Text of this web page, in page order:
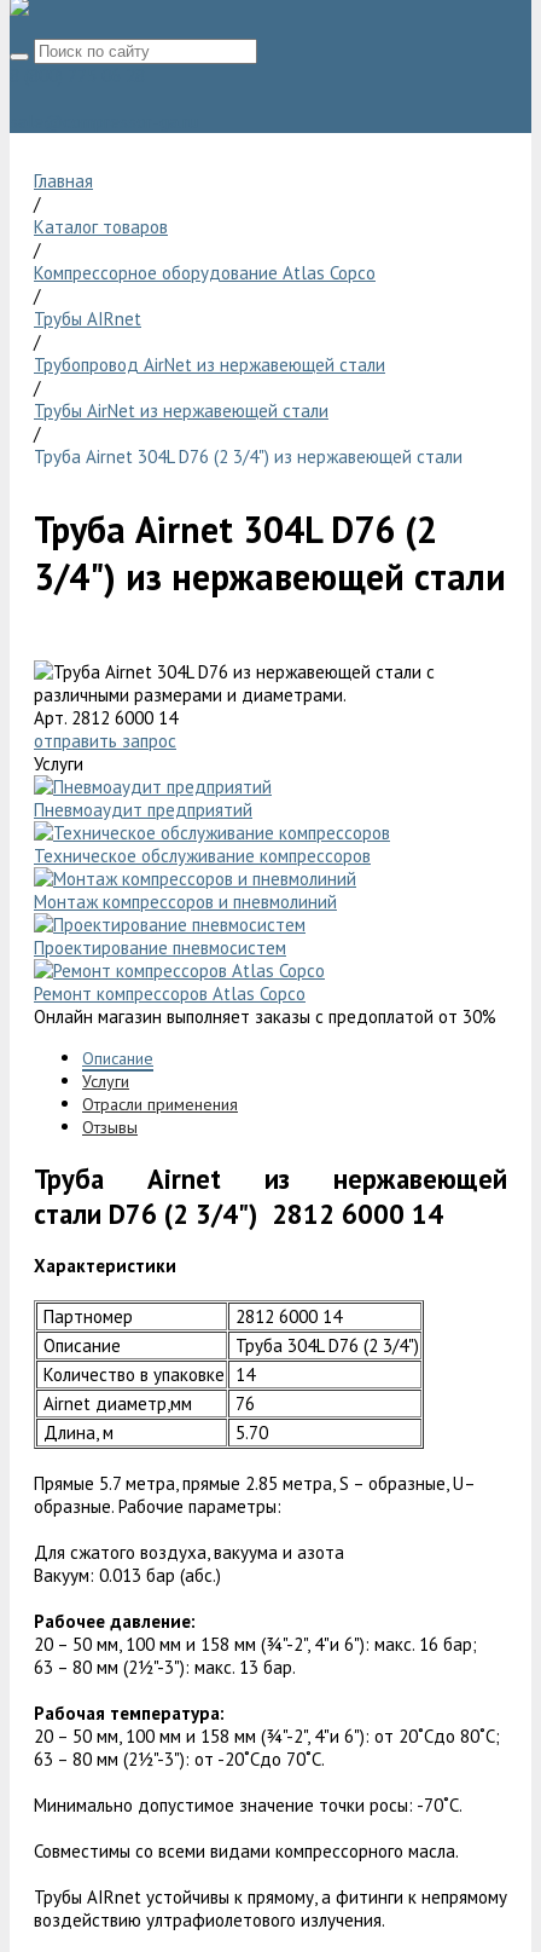
Главная
/
Каталог товаров
/
Компрессорное оборудование Atlas Copco
/
Трубы AIRnet
/
Трубопровод AirNet из нержавеющей стали
/
Трубы AirNet из нержавеющей стали
/
Труба Airnet 304L D76 (2 3/4") из нержавеющей стали
Труба Airnet 304L D76 (2
3/4") из нержавеющей стали
Арт. 2812 6000 14
отправить запрос
Услуги
Пневмоаудит предприятий
Техническое обслуживание компрессоров
Монтаж компрессоров и пневмолиний
Проектирование пневмосистем
Ремонт компрессоров Atlas Copco
Онлайн магазин выполняет заказы с предоплатой от 30%
Описание
Услуги
Отрасли применения
Отзывы
Труба Airnet из нержавеющей
стали D76 (2 3/4") 2812 6000 14
Характеристики
Партномер
2812 6000 14
Описание
Труба 304L D76 (2 3/4")
Количество в упаковке 14
Airnet диаметр,мм
76
Длина, м
5.70
Прямые 5.7 метра, прямые 2.85 метра, S – образные, U–
образные. Рабочие параметры:
Для сжатого воздуха, вакуума и азота
Вакуум: 0.013 бар (абс.)
Рабочее давление:
20 – 50 мм, 100 мм и 158 мм (¾"-2", 4"и 6"): макс. 16 бар;
63 – 80 мм (2½"-3"): макс. 13 бар.
Рабочая температура:
20 – 50 мм, 100 мм и 158 мм (¾"-2", 4"и 6"): от 20˚Cдо 80˚C;
63 – 80 мм (2½"-3"): от -20˚Cдо 70˚C.
Минимально допустимое значение точки росы: -70˚C.
Совместимы со всеми видами компрессорного масла.
Трубы AIRnet устойчивы к прямому, а фитинги к непрямому
воздействию ултрафиолетового излучения.